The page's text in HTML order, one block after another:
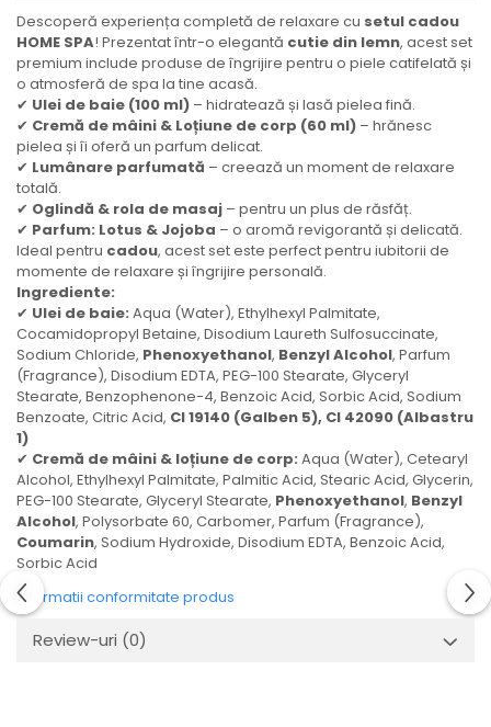
Descoperă experiența completă de relaxare cu setul cadou
HOME SPA! Prezentat într-o elegantă cutie din lemn, acest set
premium include produse de îngrijire pentru o piele catifelată și
o atmosferă de spa la tine acasă.
✔ Ulei de baie (100 ml) – hidratează și lasă pielea fină.
✔ Cremă de mâini & Loțiune de corp (60 ml) – hrănesc
pielea și îi oferă un parfum delicat.
✔ Lumânare parfumată – creează un moment de relaxare
totală.
✔ Oglindă & rola de masaj – pentru un plus de răsfăț.
✔ Parfum: Lotus & Jojoba – o aromă revigorantă și delicată.
Ideal pentru cadou, acest set este perfect pentru iubitorii de
momente de relaxare și îngrijire personală.
Ingrediente:
✔ Ulei de baie: Aqua (Water), Ethylhexyl Palmitate,
Cocamidopropyl Betaine, Disodium Laureth Sulfosuccinate,
Sodium Chloride, Phenoxyethanol, Benzyl Alcohol, Parfum
(Fragrance), Disodium EDTA, PEG-100 Stearate, Glyceryl
Stearate, Benzophenone-4, Benzoic Acid, Sorbic Acid, Sodium
Benzoate, Citric Acid, CI 19140 (Galben 5), CI 42090 (Albastru
1)
✔ Cremă de mâini & loțiune de corp: Aqua (Water), Cetearyl
Alcohol, Ethylhexyl Palmitate, Palmitic Acid, Stearic Acid, Glycerin,
PEG-100 Stearate, Glyceryl Stearate, Phenoxyethanol, Benzyl
Alcohol, Polysorbate 60, Carbomer, Parfum (Fragrance),
Coumarin, Sodium Hydroxide, Disodium EDTA, Benzoic Acid,
Sorbic Acid
Informatii conformitate produs
Review-uri (0)